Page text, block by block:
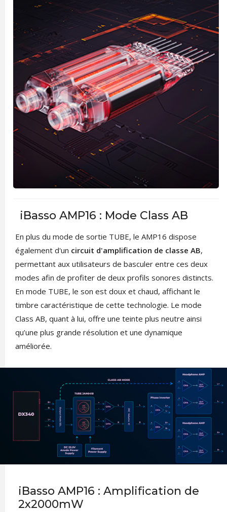
iBasso AMP16 : Mode Class AB
En plus du mode de sortie TUBE, le AMP16 dispose
également d'un circuit d'amplification de classe AB,
permettant aux utilisateurs de basculer entre ces deux
modes afin de profiter de deux profils sonores distincts.
En mode TUBE, le son est doux et chaud, affichant le
timbre caractéristique de cette technologie. Le mode
Class AB, quant à lui, offre une teinte plus neutre ainsi
qu’une plus grande résolution et une dynamique
améliorée.
iBasso AMP16 : Amplification de
2x2000mW